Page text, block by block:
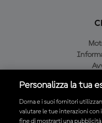
Personalizza la tua
Dorna e i suoi fornitori
valutare le tue interazioni con
fine di mostrarti una